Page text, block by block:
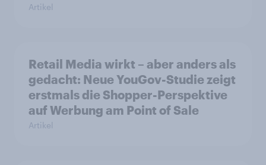
Artikel
Retail Media wirkt – aber anders als
gedacht: Neue YouGov-Studie zeigt
erstmals die Shopper-Perspektive
auf Werbung am Point of Sale
Artikel